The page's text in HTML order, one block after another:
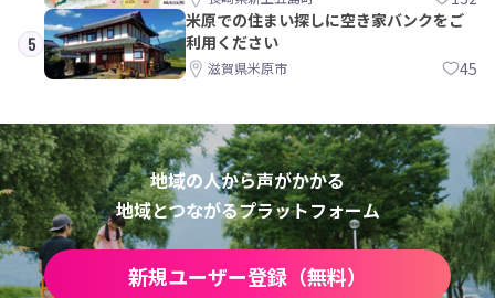
5
米原での住まい探しに空き家バンクをご
利用ください
滋賀県米原市 45
地域の人から声がかかる
地域とつながるプラットフォーム
新規ユーザー登録（無料）